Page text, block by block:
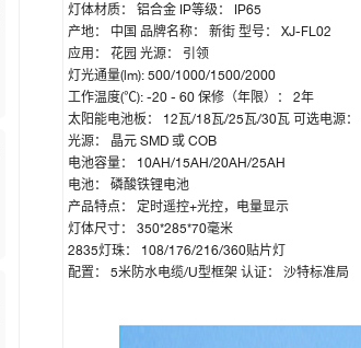
灯体材质： 铝合金 IP等级： IP65
产地： 中国 品牌名称： 新街 型号： XJ-FL02
应用： 花园 光源： 引领
灯光通量(lm): 500/1000/1500/2000
工作温度(℃): -20 - 60 保修（年限）： 2年
太阳能电池板： 12瓦/18瓦/25瓦/30瓦 可选电源：
光源： 晶元 SMD 或 COB
电池容量： 10AH/15AH/20AH/25AH
电池： 磷酸铁锂电池
产品特点： 定时遥控+光控，电量显示
灯体尺寸： 350*285*70毫米
2835灯珠： 108/176/216/360贴片灯
配置： 5米防水电缆/U型框架 认证： 沙特标准局